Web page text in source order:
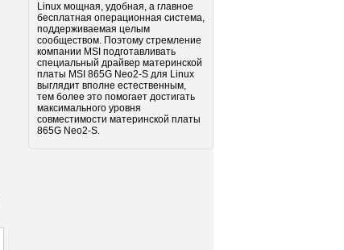
Linux мощная, удобная, а главное
бесплатная операционная система,
поддерживаемая целым
сообществом. Поэтому стремление
компании MSI подготавливать
специальный драйвер материнской
платы MSI 865G Neo2-S для Linux
выглядит вполне естественным,
тем более это помогает достигать
максимального уровня
совместимости материнской платы
865G Neo2-S.